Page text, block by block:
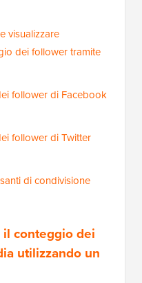
visualizzare
dei follower tramite
follower di Facebook
follower di Twitter
di condivisione
il conteggio dei
utilizzando un